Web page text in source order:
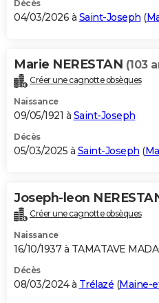
BONS PLANS
Carte de Noël
Carte Bonne année
Carte Saint-Valentin
Carte Pâques
Carte d'anniversaire
DICTIONNAIRE
Dictionnaire
Biographies
Citations
Expressions
Proverbes
PROGRAMME TV
S'inscrire
Se connecter
Lycées
Collèges
Primaires
Universités
Entreprises
Service militaire
Avis de recherche
AVIS DE DÉCÈS
Bricolage
Lifestyle
Culture
Sport
Auto
Television
Voyage
Cinema
Décès
04/03/2026 à Saint-Joseph (
Marie NERESTAN (103
Créer une cagnotte obsèques
Naissance
09/05/1921 à Saint-Joseph
Décès
05/03/2025 à Saint-Joseph (
Joseph-leon
Créer une cagnotte obsèques
Naissance
16/10/1937 à TAMATAVE
Décès
08/03/2024 à Trélazé (Maine-